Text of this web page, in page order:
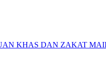
KHAS DAN ZAKAT